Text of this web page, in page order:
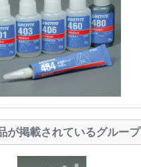
が掲載されているグループ